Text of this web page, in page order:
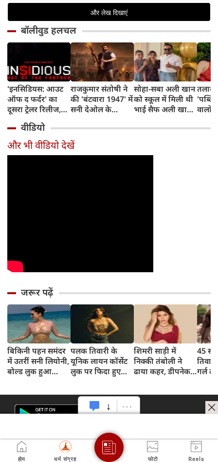
बॉलीवुड हलचल
'इनसिडियस: आउट
ऑफ द फर्दर' का
दूसरा ट्रेलर रिलीज,
डरावना चैप्टर लेकर
लौट रही हॉरर
फ्रैंचाइजी
राजकुमार संतोषी ने
की 'बंटवारा 1947' में
सनी देओल के
सुपरहीरोज़ से तुलना,
कही यह बात
सोहा-सबा अली खान
को स्कूल में मिली थी
भाई सैफ अली खान
शादी की खबर,
वालों
वीडियो
और भी वीडियो देखें
जरूर पढ़ें
बिकिनी पहन समंदर
में उतरीं सनी लियोनी,
बोल्ड लुक हुआ
पलक तिवारी के
यूनिक लायन कॉर्सेट
लुक पर फिदा हुए
शिमरी साड़ी में
निक्की तंबोली ने
ढाया कहर, डीपनेक
45
गर्ल
होम धर्म संग्रह फोटो Reels